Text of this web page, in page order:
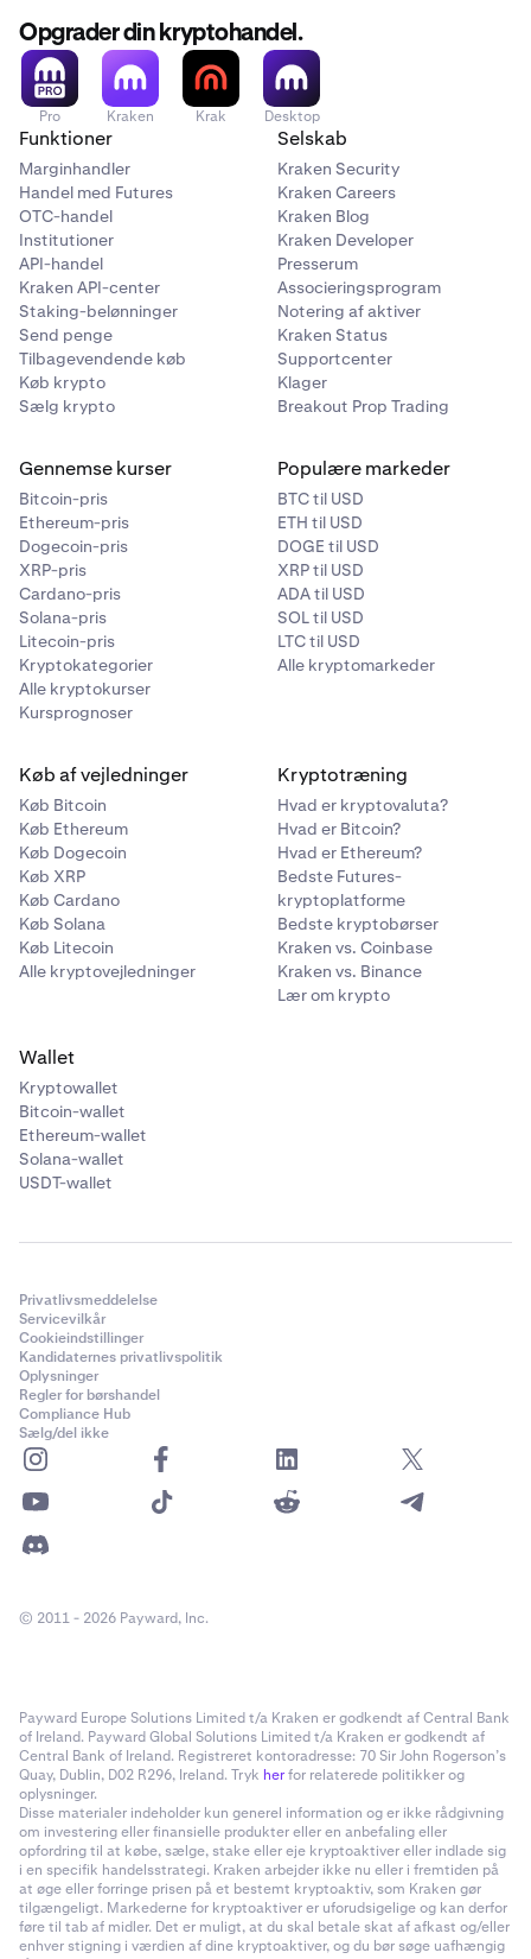
Opgrader din kryptohandel.
Pro Kraken Krak Desktop
Funktioner
Marginhandler
Handel med Futures
OTC-handel
Institutioner
API-handel
Kraken API-center
Staking-belønninger
Send penge
Tilbagevendende køb
Køb krypto
Sælg krypto
Selskab
Kraken Security
Kraken Careers
Kraken Blog
Kraken Developer
Presserum
Associeringsprogram
Notering af aktiver
Kraken Status
Supportcenter
Klager
Breakout Prop Trading
Gennemse kurser
Bitcoin-pris
Ethereum-pris
Dogecoin-pris
XRP-pris
Cardano-pris
Solana-pris
Litecoin-pris
Kryptokategorier
Alle kryptokurser
Kursprognoser
Populære markeder
BTC til USD
ETH til USD
DOGE til USD
XRP til USD
ADA til USD
SOL til USD
LTC til USD
Alle kryptomarkeder
Køb af vejledninger
Køb Bitcoin
Køb Ethereum
Køb Dogecoin
Køb XRP
Køb Cardano
Køb Solana
Køb Litecoin
Alle kryptovejledninger
Kryptotræning
Hvad er kryptovaluta?
Hvad er Bitcoin?
Hvad er Ethereum?
Bedste Futures-
kryptoplatforme
Bedste kryptobørser
Kraken vs. Coinbase
Kraken vs. Binance
Lær om krypto
Wallet
Kryptowallet
Bitcoin-wallet
Ethereum-wallet
Solana-wallet
USDT-wallet
Privatlivsmeddelelse
Servicevilkår
Cookieindstillinger
Kandidaternes privatlivspolitik
Oplysninger
Regler for børshandel
Compliance Hub
Sælg/del ikke
© 2011 - 2026 Payward, Inc.
Payward Europe Solutions Limited t/a Kraken er godkendt af Central Bank
of Ireland. Payward Global Solutions Limited t/a Kraken er godkendt af
Central Bank of Ireland. Registreret kontoradresse: 70 Sir John Rogerson’s
Quay, Dublin, D02 R296, Ireland. Tryk herfor relaterede politikker og
oplysninger.
Disse materialer indeholder kun generel information og er ikke rådgivning
om investering eller finansielle produkter eller en anbefaling eller
opfordring til at købe, sælge, stake eller eje kryptoaktiver eller indlade sig
i en specifik handelsstrategi. Kraken arbejder ikke nu eller i fremtiden på
at øge eller forringe prisen på et bestemt kryptoaktiv, som Kraken gør
tilgængeligt. Markederne for kryptoaktiver er uforudsigelige og kan derfor
føre til tab af midler. Det er muligt, at du skal betale skat af afkast og/eller
enhver stigning i værdien af dine kryptoaktiver, og du bør søge uafhængig